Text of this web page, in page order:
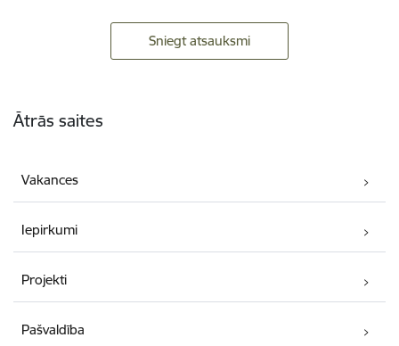
Sniegt atsauksmi
Ātrās saites
Vakances
Iepirkumi
Projekti
Pašvaldība